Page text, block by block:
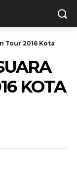
Tour 2016 Kota
KOTA